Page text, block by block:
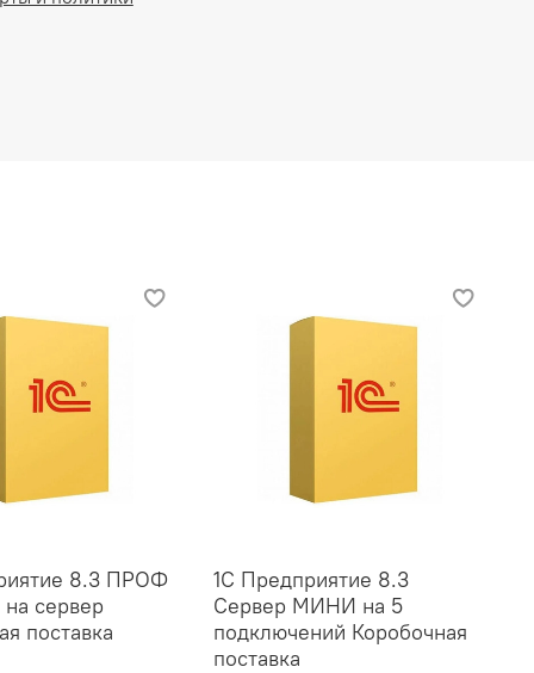
8.3 ПРОФ
сервер
поставка
1С Предприятие 8.3
Сервер МИНИ на 5
подключений Коробочная
поставка